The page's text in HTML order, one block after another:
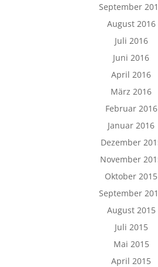
September
August 2016
Juli 2016
Juni 2016
April 2016
März 2016
Februar 2016
Januar 2016
Dezember
November
Oktober 2015
September
August 2015
Juli 2015
Mai 2015
April 2015